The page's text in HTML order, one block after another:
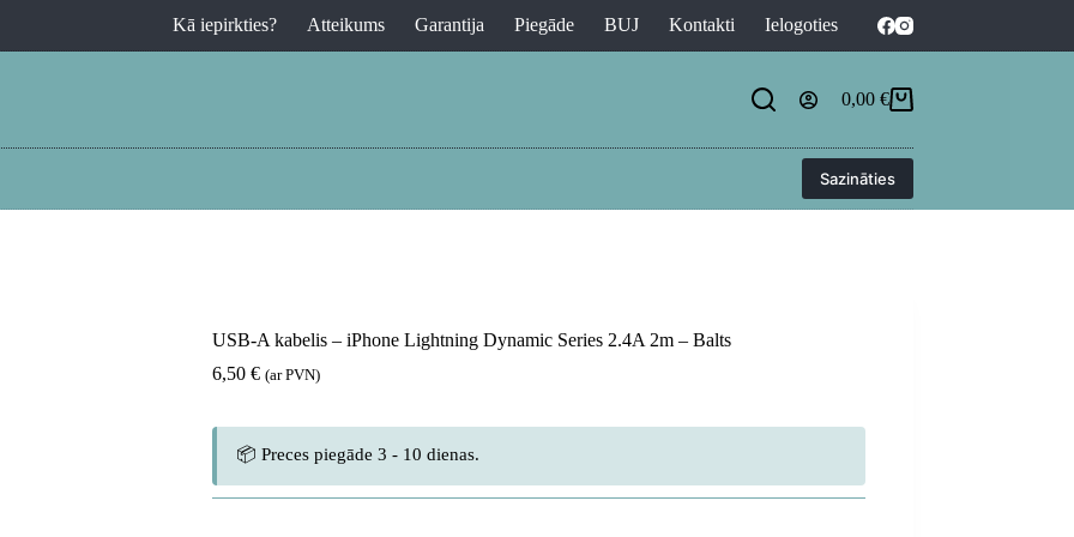
Kā iepirkties? Atteikums Garantija Piegāde BUJ Kontakti Ielogoties
Shopping
0,00 €
Sazināties
USB-A kabelis – iPhone Lightning Dynamic Series 2.4A 2m – Balts
6,50 € (ar PVN)
📦 Preces piegāde 3 - 10 dienas.